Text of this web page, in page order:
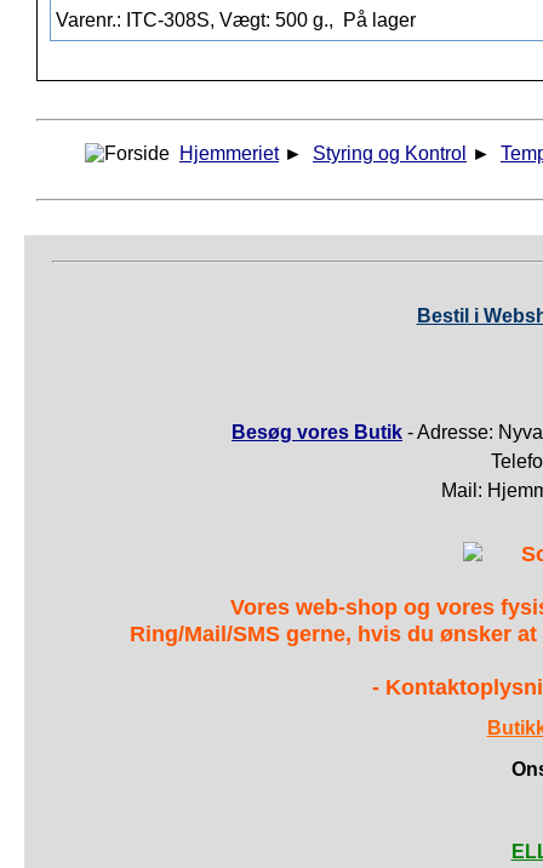
Varenr.: ITC-308S, Vægt: 500 g., På lager
Hjemmeriet ► Styring og Kontrol ►
Bestil i
Besøg vores Butik - Adresse:
Mail:
Vores web-shop og vores
Ring/Mail/SMS gerne, hvis du ønsker
-